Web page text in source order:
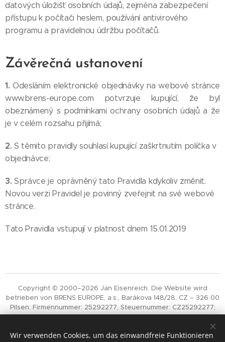
datových úložišť osobních údajů, zejména zabezpečení
přístupu k počítači heslem, používání antivirového
programu a pravidelnou údržbu počítačů.
Závěrečná ustanovení
1.Odesláním elektronické objednávky na webové stránce
www.brens-europe.com potvrzuje kupující, že byl
obeznámený s podmínkami ochrany osobních údajů a že
je v celém rozsahu přijímá;
2. S těmito pravidly souhlasí kupující zaškrtnutím políčka v
objednávce;
3. Správce je oprávněný tato Pravidla kdykoliv změnit.
Novou verzi Pravidel je povinný zveřejnit na své webové
stránce.
Tato Pravidla vstupují v platnost dnem 15.01.2019
Copyright © 2000–2026 Jan Eisenreich. Die Website wird
betrieben von BRENS EUROPE, a.s., Barákova 148/28, CZ – 326 00
Pilsen; Firmennummer: 25292277; Steuernummer: CZ25292277;
eingetragen im Handelsregister des Landeshandelsgerichts
Verbreitung der Inhalte dieser Website ist ohne die schriftliche
Wir verwenden Cookies, um das einwandfreie Funktionieren